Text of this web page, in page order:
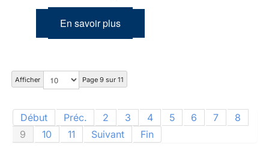
En savoir plus
Afficher Page 9 sur 11
Début Préc. 2 3 4 5 6 7
8
9
10 11 Suivant Fin